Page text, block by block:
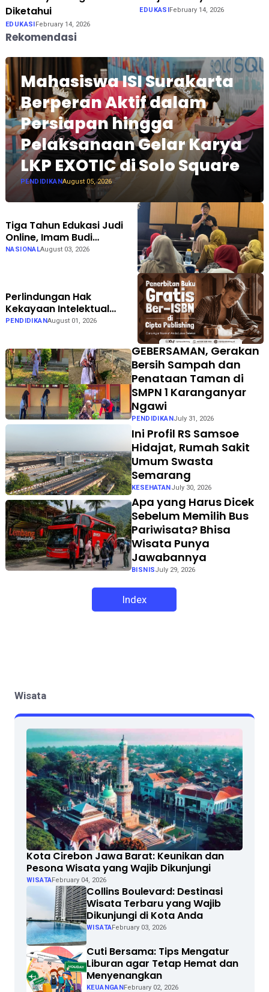
Diketahui
EDUKASIFebruary 14, 2026
EDUKASIFebruary 14, 2026
Rekomendasi
Mahasiswa ISI Surakarta
Berperan Aktif dalam
Persiapan hingga
Pelaksanaan Gelar Karya
LKP EXOTIC di Solo Square
PENDIDIKANAugust 05, 2026
Tiga Tahun Edukasi Judi
Online, Imam Budi
Hadirkan Brain Recovery
NASIONALAugust 03, 2026
Perlindungan Hak
Kekayaan Intelektual
Dinilai Semakin Penting
PENDIDIKANAugust 01, 2026
GEBERSAMAN, Gerakan
Bersih Sampah dan
Penataan Taman di
SMPN 1 Karanganyar
Ngawi
PENDIDIKAN July 31, 2026
Ini Profil RS Samsoe
Hidajat, Rumah Sakit
Umum Swasta
Semarang
KESEHATANJuly 30, 2026
Apa yang Harus Dicek
Sebelum Memilih Bus
Pariwisata? Bhisa
Wisata Punya
Jawabannya
BISNISJuly 29, 2026
Index
Wisata
Kota Cirebon Jawa Barat: Keunikan dan
Pesona Wisata yang Wajib Dikunjungi
WISATAFebruary 04, 2026
Collins Boulevard: Destinasi
Wisata Terbaru yang Wajib
Dikunjungi di Kota Anda
WISATAFebruary 03, 2026
Cuti Bersama: Tips Mengatur
Liburan agar Tetap Hemat dan
Menyenangkan
KEUANGANFebruary 02, 2026